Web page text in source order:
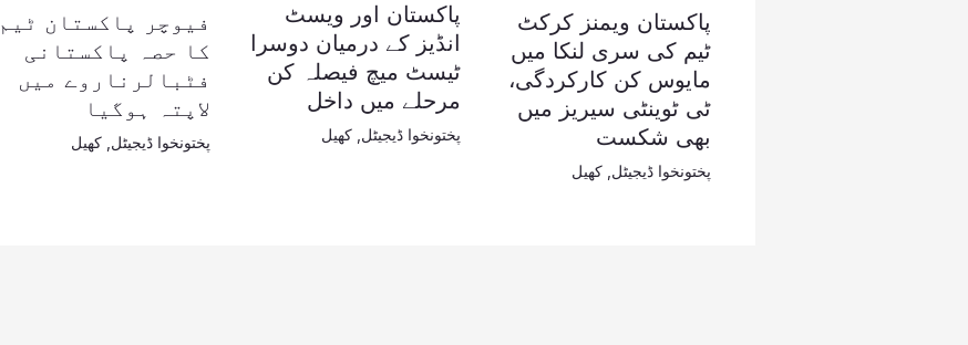
پاکستان ویمنز کرکٹ
ٹیم کی سری لنکا میں
مایوس کن کارکردگی،
ٹی ٹوینٹی سیریز میں
بھی شکست
پختونخوا ڈیجیٹل کھیل
پاکستان اور ویسٹ
انڈیز کے درمیان دوسرا
ٹیسٹ میچ فیصلہ کن
مرحلے میں داخل
پختونخوا ڈیجیٹل ,کھیل
فیوچر پاکستان ٹیم
کا حصہ پاکستانی
فٹبالرناروے میں
لاپتہ ہوگیا
پختونخوا ڈیجیٹل ,کھیل